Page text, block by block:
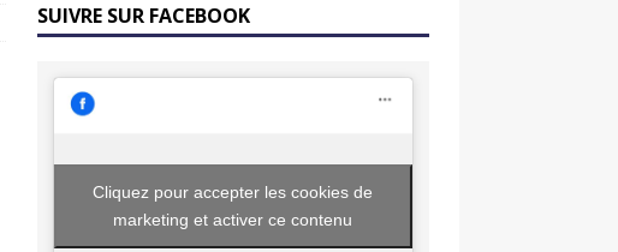
SUIVRE SUR FACEBOOK
Cliquez pour accepter les cookies de
marketing et activer ce contenu